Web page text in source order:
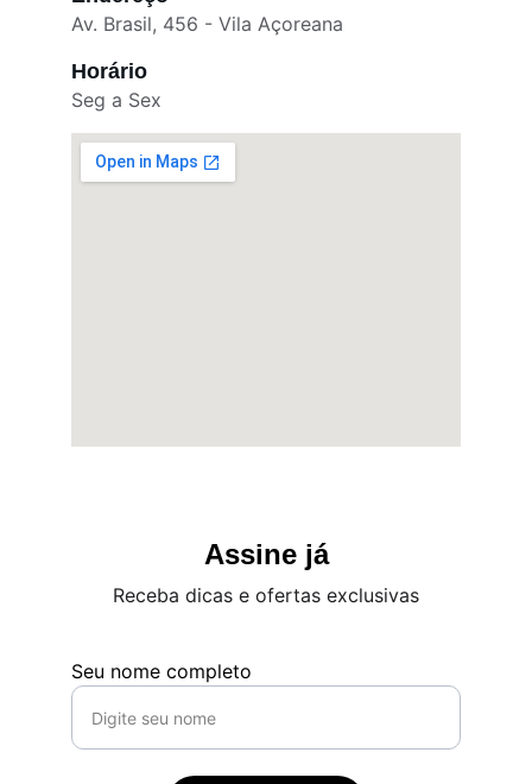
Seg a Sex
Av. Brasil, 456 - Vila Açoreana
Horário
Assine já
Seu nome completo
Receba dicas e ofertas exclusivas